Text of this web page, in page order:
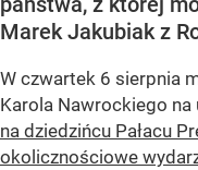
Marek Jakubiak z
W czwartek 6 sierpnia
Karola Nawrockiego na
na dziedzińcu Pałacu
okolicznościowe